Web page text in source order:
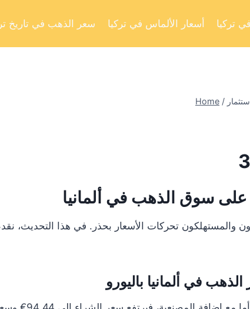
سعر الذهب في تاريخ أسعار الألماس في تركيا تركيا
Home /
سوق الذهب في ألمانيا
تحركات الأسعار بحذر. في هذا التحديث،
الذهب في ألمانيا باليورو